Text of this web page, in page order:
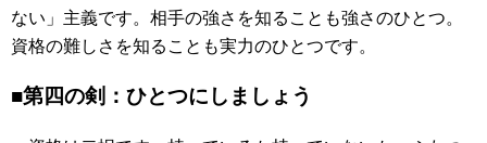
ない」主義です。相手の強さを知ることも強さのひとつ。
資格の難しさを知ることも実力のひとつです。
■第四の剣：ひとつにしましょう